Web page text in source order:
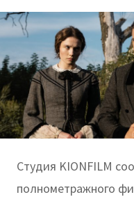
Студия KIONFILM
полнометражного